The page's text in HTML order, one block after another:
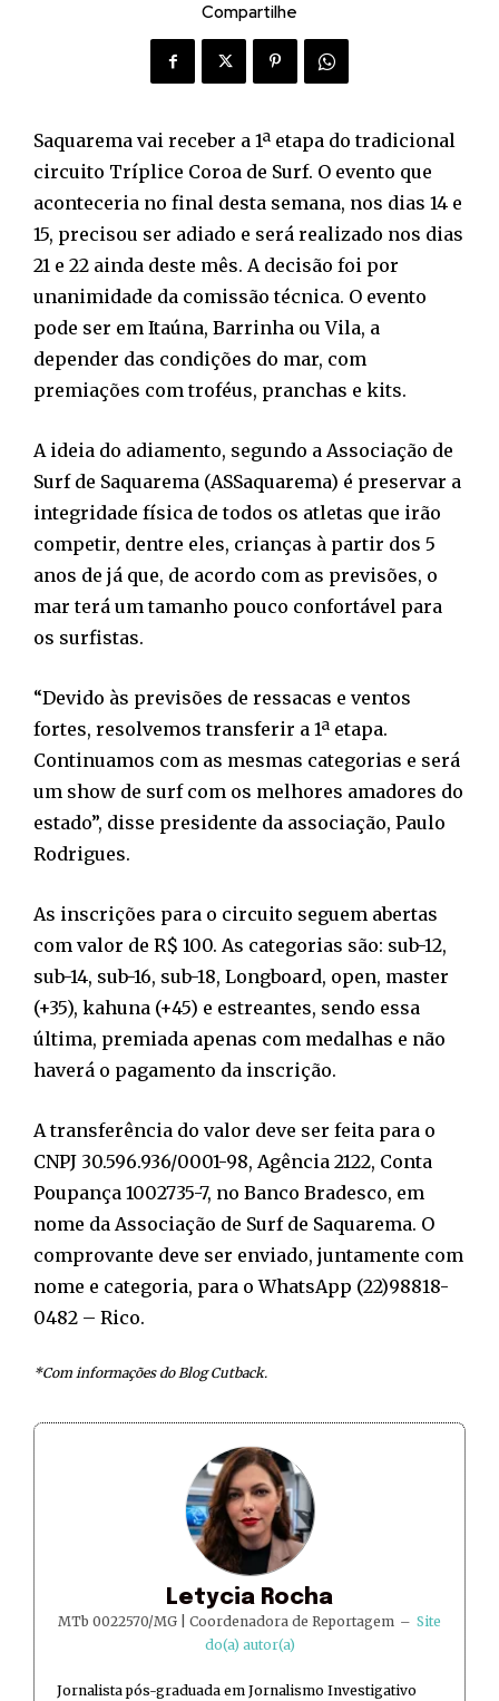
Compartilhe
Saquarema vai receber a 1ª etapa do tradicional
circuito Tríplice Coroa de Surf. O evento que
aconteceria no final desta semana, nos dias 14 e
15, precisou ser adiado e será realizado nos dias
21 e 22 ainda deste mês. A decisão foi por
unanimidade da comissão técnica. O evento
pode ser em Itaúna, Barrinha ou Vila, a
depender das condições do mar, com
premiações com troféus, pranchas e kits.
A ideia do adiamento, segundo a Associação de
Surf de Saquarema (ASSaquarema) é preservar a
integridade física de todos os atletas que irão
competir, dentre eles, crianças à partir dos 5
anos de já que, de acordo com as previsões, o
mar terá um tamanho pouco confortável para
os surfistas.
“Devido às previsões de ressacas e ventos
fortes, resolvemos transferir a 1ª etapa.
Continuamos com as mesmas categorias e será
um show de surf com os melhores amadores do
estado”, disse presidente da associação, Paulo
Rodrigues.
As inscrições para o circuito seguem abertas
com valor de R$ 100. As categorias são: sub-12,
sub-14, sub-16, sub-18, Longboard, open, master
(+35), kahuna (+45) e estreantes, sendo essa
última, premiada apenas com medalhas e não
haverá o pagamento da inscrição.
A transferência do valor deve ser feita para o
CNPJ 30.596.936/0001-98, Agência 2122, Conta
Poupança 1002735-7, no Banco Bradesco, em
nome da Associação de Surf de Saquarema. O
comprovante deve ser enviado, juntamente com
nome e categoria, para o WhatsApp (22)98818-
0482 – Rico.
*Com informações do Blog Cutback.
Letycia Rocha
MTb 0022570/MG | Coordenadora de Reportagem – Site
do(a) autor(a)
Jornalista pós-graduada em Jornalismo Investigativo